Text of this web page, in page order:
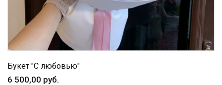
Букет "С любовью"
6 500,00 руб.